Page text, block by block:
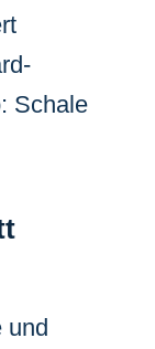
Schale
und